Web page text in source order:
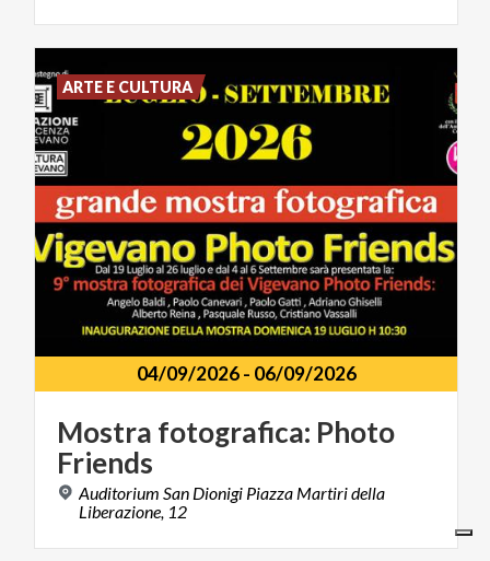
04/09/2026- 06/09/2026
Mostra fotografica: Photo
Friends
Auditorium San Dionigi Piazza Martiri della
Liberazione, 12
ARTE E CULTURA